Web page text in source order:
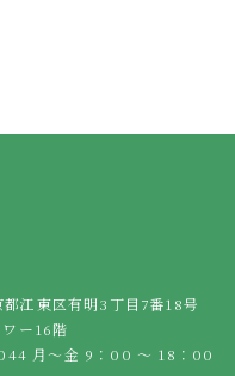
江東区有明3丁目7番18号
ー16階
月～金 9：00 ～ 18：00